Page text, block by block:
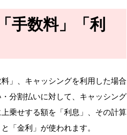
手数料」「利
」、キャッシングを利用した場合
分割払いに対して、キャッシング
乗せする額を「利息」、その計算
「金利」が使われます。